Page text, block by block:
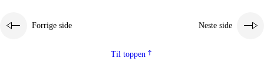
Forrige side Neste side
Til toppen